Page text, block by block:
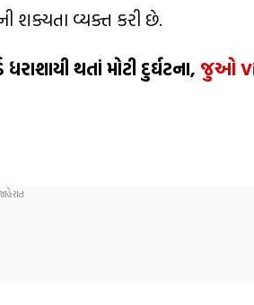
શક્યતા વ્યક્ત કરી છે.
થતાં મોટી દુર્ઘટના, જુઓ